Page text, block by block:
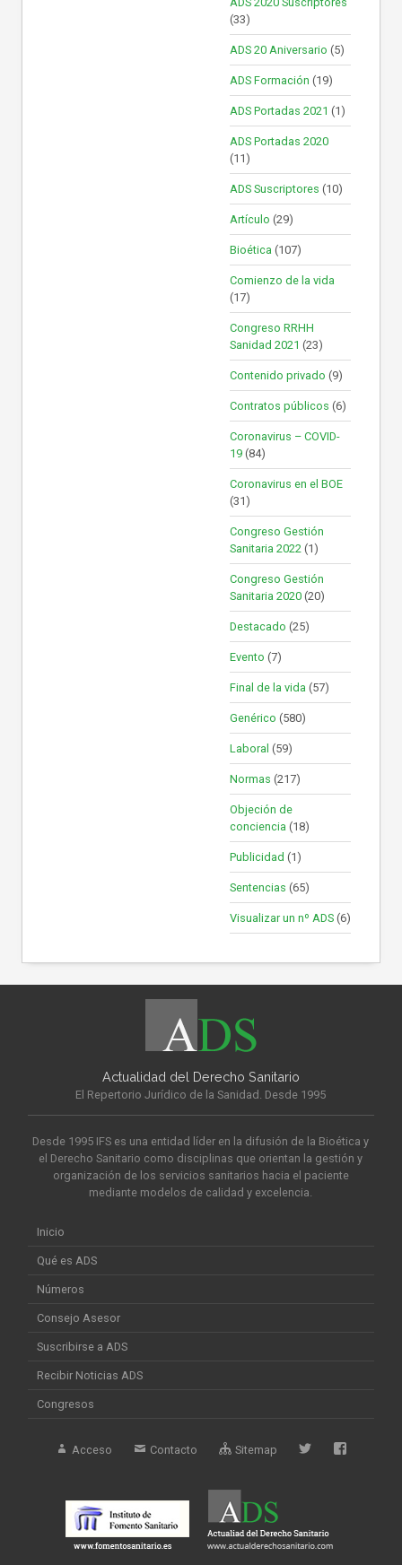
(33)
ADS 20 Aniversario (5)
ADS Formación (19)
ADS Portadas 2021 (1)
ADS Portadas 2020
(11)
ADS Suscriptores (10)
Artículo (29)
Bioética (107)
Comienzo de la vida
(17)
Congreso RRHH
Sanidad 2021 (23)
Contenido privado (9)
Contratos públicos (6)
Coronavirus – COVID-
19 (84)
Coronavirus en el BOE
(31)
Congreso Gestión
Sanitaria 2022 (1)
Congreso Gestión
Sanitaria 2020 (20)
Destacado (25)
Evento (7)
Final de la vida (57)
Genérico (580)
Laboral (59)
Normas (217)
Objeción de
conciencia (18)
Publicidad (1)
Sentencias (65)
Visualizar un nº ADS (6)
Actualidad del Derecho Sanitario
El Repertorio Jurídico de la Sanidad. Desde 1995
Desde 1995 IFS es una entidad líder en la difusión de la Bioética y
el Derecho Sanitario como disciplinas que orientan la gestión y
organización de los servicios sanitarios hacia el paciente
mediante modelos de calidad y excelencia.
Inicio
Qué es ADS
Números
Consejo Asesor
Suscribirse a ADS
Recibir Noticias ADS
Congresos
Acceso Contacto Sitemap